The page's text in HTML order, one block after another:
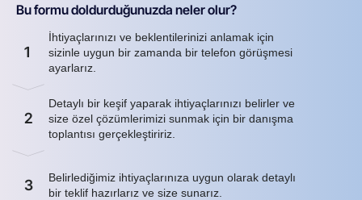
Bu formu doldurduğunuzda neler olur?
1
İhtiyaçlarınızı ve beklentilerinizi anlamak için
sizinle uygun bir zamanda bir telefon görüşmesi
ayarlarız.
2
Detaylı bir keşif yaparak ihtiyaçlarınızı belirler ve
size özel çözümlerimizi sunmak için bir danışma
toplantısı gerçekleştiririz.
3
Belirlediğimiz ihtiyaçlarınıza uygun olarak detaylı
bir teklif hazırlarız ve size sunarız.